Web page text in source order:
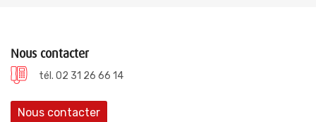
Nous contacter
tél. 02 31 26 66 14
Nous contacter